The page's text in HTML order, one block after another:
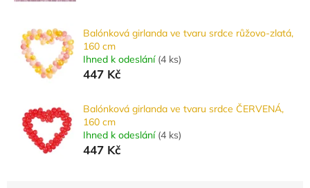
Balónková girlanda ve tvaru srdce růžovo-zlatá,
160 cm
Ihned k odeslání (4 ks)
447 Kč
Balónková girlanda ve tvaru srdce ČERVENÁ,
160 cm
Ihned k odeslání (4 ks)
447 Kč